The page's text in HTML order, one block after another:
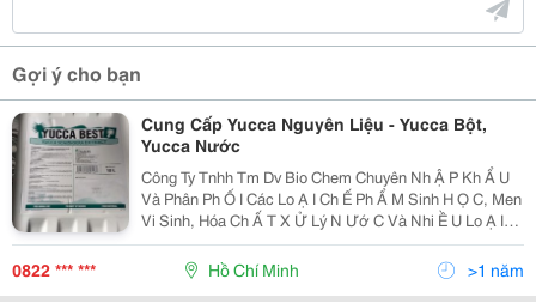
Gợi ý cho bạn
Cung Cấp Yucca Nguyên Liệu - Yucca Bột,
Yucca Nước
Công Ty Tnhh Tm Dv Bio Chem Chuyên Nh Ậ P Kh Ẩ U
Và Phân Ph Ố I Các Lo Ạ I Ch Ế Ph Ẩ M Sinh H Ọ C, Men
Vi Sinh, Hóa Ch Ấ T X Ử Lý N Ướ C Và Nhi Ề U Lo Ạ I
Nguyên Li Ệ U Đ Ặ C Tr Ị , B Ổ Sung Th Ứ C Ăn Cho
Ngành Th Ủ Y S Ả N. V Ớ I Nhi Ề U S Ả N Ph
0822 *** *** Hồ Chí Minh >1 năm